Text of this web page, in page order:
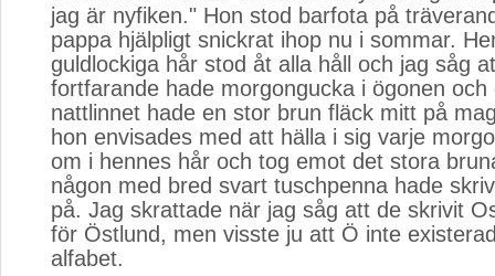
jag är nyfiken." Hon stod barfota på
pappa hjälpligt snickrat ihop nu i sommar.
guldlockiga hår stod åt alla håll och jag såg
fortfarande hade morgongucka i ögonen och
nattlinnet hade en stor brun fläck mitt på
hon envisades med att hälla i sig varje
om i hennes hår och tog emot det stora
någon med bred svart tuschpenna hade
på. Jag skrattade när jag såg att de skrivit
för Östlund, men visste ju att Ö inte
alfabet.